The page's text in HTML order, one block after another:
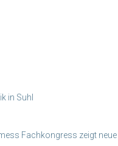
in Suhl
Fachkongress zeigt neue